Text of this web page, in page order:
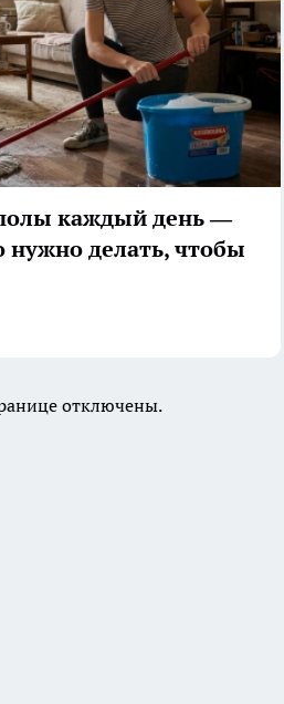
каждый день —
нужно делать, чтобы
отключены.